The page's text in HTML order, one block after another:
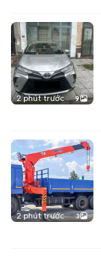
2 phút trước 9
2 phút trước 3